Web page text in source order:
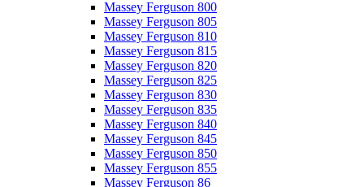
Massey Ferguson 800
Massey Ferguson 805
Massey Ferguson 810
Massey Ferguson 815
Massey Ferguson 820
Massey Ferguson 825
Massey Ferguson 830
Massey Ferguson 835
Massey Ferguson 840
Massey Ferguson 845
Massey Ferguson 850
Massey Ferguson 855
Massey Ferguson 86